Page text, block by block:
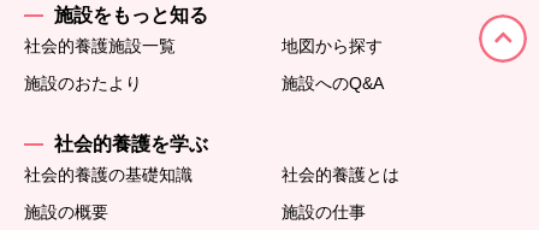
施設をもっと知る
社会的養護施設一覧
地図から探す
施設のおたより
施設へのQ&A
社会的養護を学ぶ
社会的養護の基礎知識
社会的養護とは
施設の概要
施設の仕事